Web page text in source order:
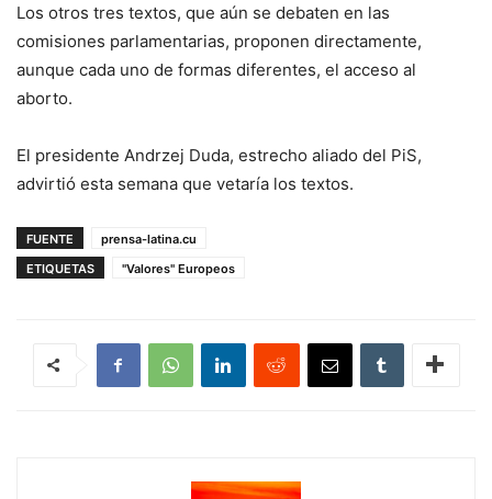
Los otros tres textos, que aún se debaten en las
comisiones parlamentarias, proponen directamente,
aunque cada uno de formas diferentes, el acceso al
aborto.
El presidente Andrzej Duda, estrecho aliado del PiS,
advirtió esta semana que vetaría los textos.
FUENTE
prensa-latina.cu
ETIQUETAS
"Valores" Europeos